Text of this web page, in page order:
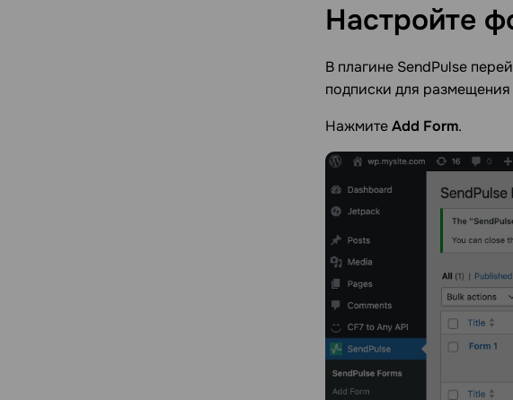
Настройте
В плагине SendPulse
подписки для
НажмитеAdd Form.